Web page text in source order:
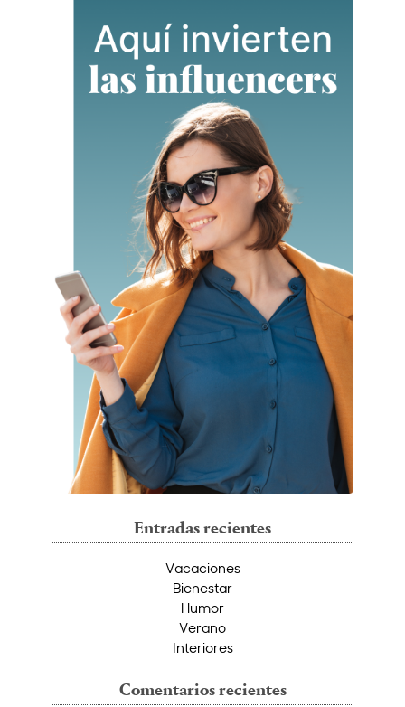
Entradas recientes
Vacaciones
Bienestar
Humor
Verano
Interiores
Comentarios recientes